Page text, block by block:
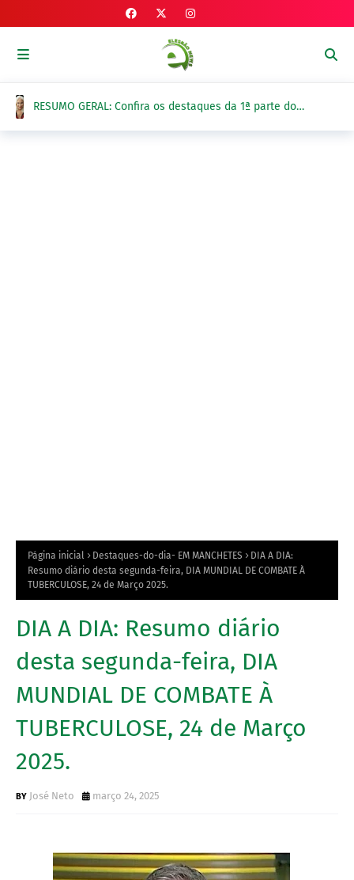
Jorge Messi, pai e empresário de Lionel Messi, morre aos
Página inicial Destaques-do-dia- EM MANCHETES
DIA A DIA:
Resumo diário desta segunda-feira, DIA MUNDIAL DE COMBATE À
TUBERCULOSE, 24 de Março 2025.
DIA A DIA: Resumo diário
desta segunda-feira, DIA
MUNDIAL DE COMBATE À
TUBERCULOSE, 24 de Março
2025.
José Neto março 24, 2025